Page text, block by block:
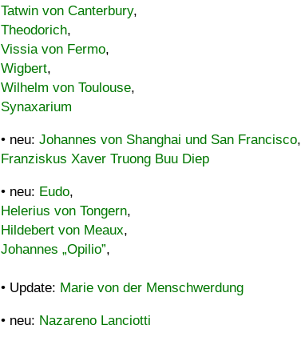
Tatwin von Canterbury,
Theodorich,
Vissia von Fermo,
Wigbert,
Wilhelm von Toulouse,
Synaxarium
• neu: Johannes von Shanghai und San Francisco,
Franziskus Xaver Truong Buu Diep
• neu: Eudo,
Helerius von Tongern,
Hildebert von Meaux,
Johannes „Opilio”,
• Update: Marie von der Menschwerdung
• neu: Nazareno Lanciotti